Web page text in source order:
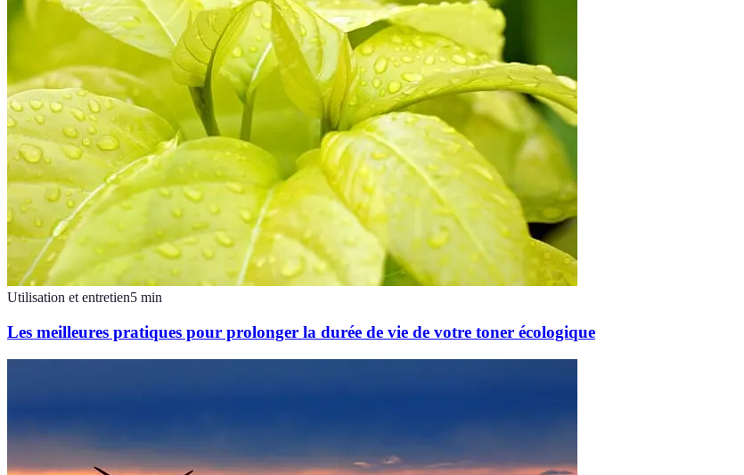
Utilisation et entretien5 min
Les meilleures pratiques pour prolonger la durée de vie de votre toner écologique